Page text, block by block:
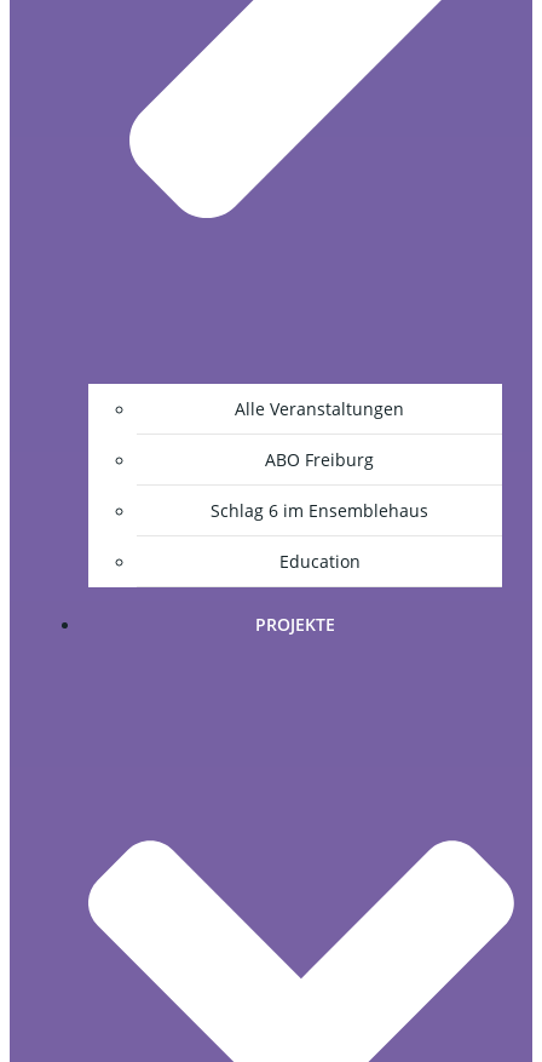
Alle Veranstaltungen
ABO Freiburg
Schlag 6 im Ensemblehaus
Education
PROJEKTE